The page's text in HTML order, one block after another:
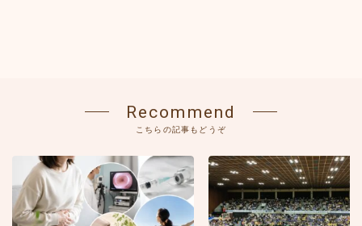
Recommend
こちらの記事もどうぞ